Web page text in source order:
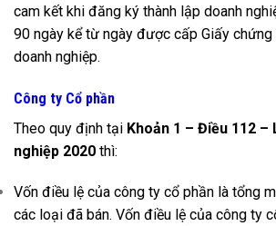
cam kết khi đăng ký thành lập doanh
90 ngày kể từ ngày được cấp Giấy
doanh nghiệp.
Công ty Cổ phần
Theo quy định tại Khoản 1 – Điều 112 –
nghiệp 2020 thì:
Vốn điều lệ của công ty cổ phần là tổng
các loại đã bán. Vốn điều lệ của công ty